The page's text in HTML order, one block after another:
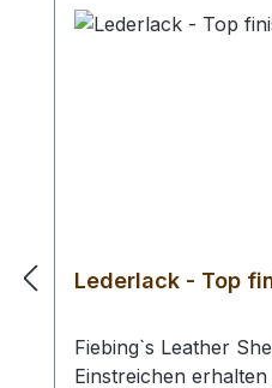
Lederlack - Top
Fiebing`s Leather
Einstreichen